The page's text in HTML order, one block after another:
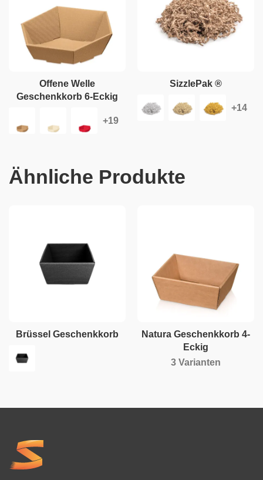
Offene Welle
Geschenkkorb 6-Eckig
SizzlePak ®
Ähnliche Produkte
Brüssel Geschenkkorb
Natura Geschenkkorb 4-
Eckig
3 Varianten